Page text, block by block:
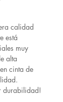
calidad
está
muy
alta
cinta de
durabilidad!